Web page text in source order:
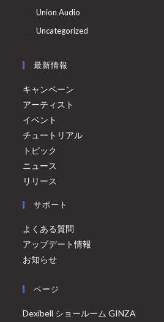
Union Audio
Uncategorized
最新情報
キャンペーン
アーティスト
イベント
チュートリアル
トピック
ニュース
リリース
サポート
よくある質問
アップデート情報
お知らせ
ページ
Dexibell ショールーム GINZA